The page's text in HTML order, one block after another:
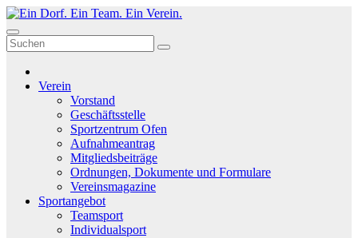
Zum
Inhalt
springen
Ein Dorf. Ein Team. Ein Verein.
Sportverein im Ammerland. Für Leistungs-, Freizeit-, Breiten- und
Gesundheitssport.
Verein
Vorstand
Geschäftsstelle
Sportzentrum Ofen
Aufnahmeantrag
Mitgliedsbeiträge
Ordnungen, Dokumente und Formulare
Vereinsmagazine
Sportangebot
Teamsport
Individualsport